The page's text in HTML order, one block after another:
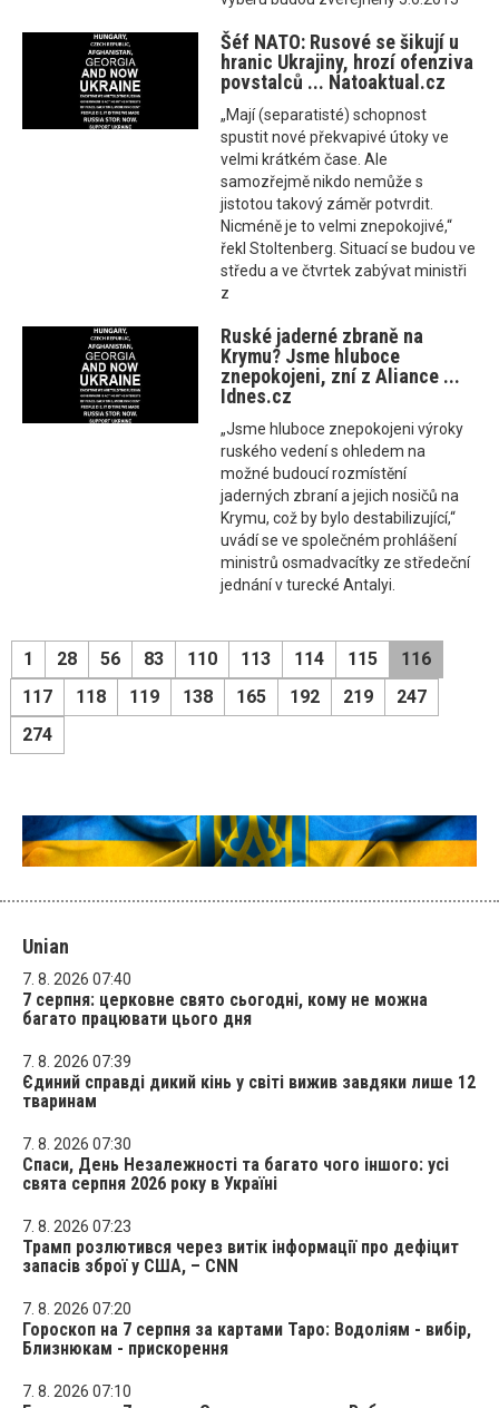
Šéf NATO: Rusové se šikují u
hranic Ukrajiny, hrozí ofenziva
povstalců ... Natoaktual.cz
„Mají (separatisté) schopnost
spustit nové překvapivé útoky ve
velmi krátkém čase. Ale
samozřejmě nikdo nemůže s
jistotou takový záměr potvrdit.
Nicméně je to velmi znepokojivé,“
řekl Stoltenberg. Situací se budou ve
středu a ve čtvrtek zabývat ministři
z
Ruské jaderné zbraně na
Krymu? Jsme hluboce
znepokojeni, zní z Aliance ...
Idnes.cz
„Jsme hluboce znepokojeni výroky
ruského vedení s ohledem na
možné budoucí rozmístění
jaderných zbraní a jejich nosičů na
Krymu, což by bylo destabilizující,“
uvádí se ve společném prohlášení
ministrů osmadvacítky ze středeční
jednání v turecké Antalyi.
1 28 56 83 110 113 114 115
116
117
118 119 138 165 192 219
247
274
Unian
7. 8. 2026 07:40
7 серпня: церковне свято сьогодні, кому не можна
багато працювати цього дня
7. 8. 2026 07:39
Єдиний справді дикий кінь у світі вижив завдяки лише 12
тваринам
7. 8. 2026 07:30
Спаси, День Незалежності та багато чого іншого: усі
свята серпня 2026 року в Україні
7. 8. 2026 07:23
Трамп розлютився через витік інформації про дефіцит
запасів зброї у США, – CNN
7. 8. 2026 07:20
Гороскоп на 7 серпня за картами Таро: Водоліям - вибір,
Близнюкам - прискорення
7. 8. 2026 07:10